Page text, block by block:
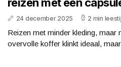
reizen met een
24 december 2025 2 min
Reizen met minder kleding, maar
overvolle koffer klinkt ideaal,